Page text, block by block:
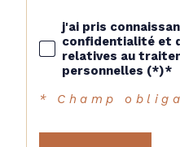
j'ai pris
confidentialité et
relatives au
personnelles (*)*
* Champ